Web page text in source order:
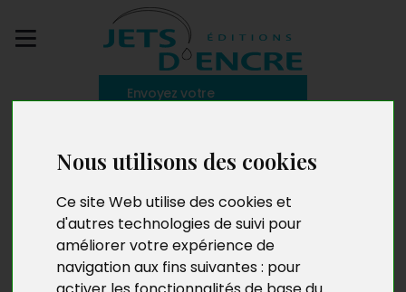
Nous utilisons des cookies
Ce site Web utilise des cookies et
d'autres technologies de suivi pour
améliorer votre expérience de
navigation aux fins suivantes : pour
Envoyez votre
L’amélioration
personnelle